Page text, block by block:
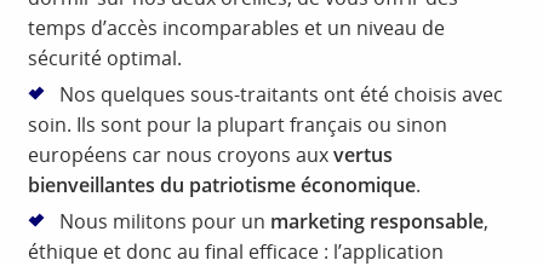
temps d’accès incomparables et un niveau de
sécurité optimal.
Nos quelques sous-traitants ont été choisis avec
soin. Ils sont pour la plupart français ou sinon
européens car nous croyons auxvertus
bienveillantes du patriotisme économique.
Nous militons pour un marketing responsable,
éthique et donc au final efficace : l’application